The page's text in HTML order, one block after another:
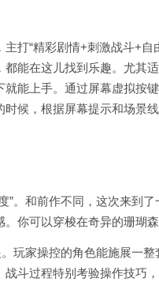
打“精彩剧情+刺激战斗+
能在这儿找到乐趣。尤其
能上手。通过屏幕虚拟按
候，根据屏幕提示和场景
”。和前作不同，这次来到
你可以穿梭在奇异的珊瑚
玩家操控的角色能施展一
斗过程特别考验操作技巧